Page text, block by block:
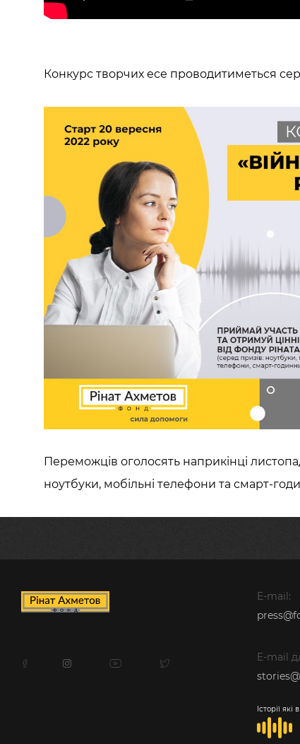
Конкурс творчих есе проводитиметься
Переможців оголосять наприкінці
ноутбуки, мобільні телефони та смарт-
E-mail:
E-mail
Історії